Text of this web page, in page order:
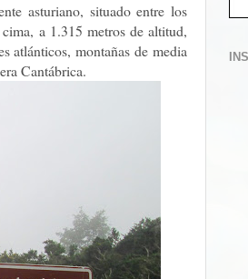
asturiano, situado entre los
a 1.315 metros de altitud,
atlánticos, montañas de media
Cantábrica.